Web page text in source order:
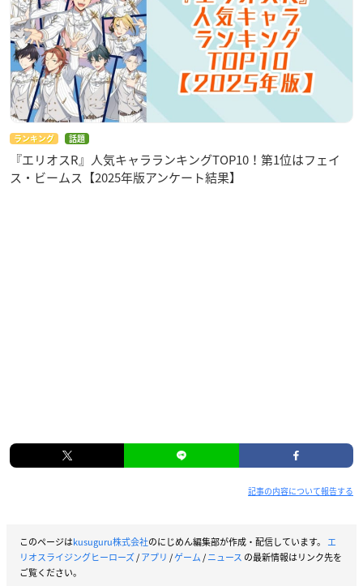
ランキング 話題
『エリオスR』人気キャラランキングTOP10！第1位はフェイ
ス・ビームス【2025年版アンケート結果】
記事の内容について報告する
このページはkusuguru株式会社のにじめん編集部が作成・配信しています。 エ
リオスライジングヒーローズ/アプリ /ゲーム/ニュース の最新情報はリンク先を
ご覧ください。